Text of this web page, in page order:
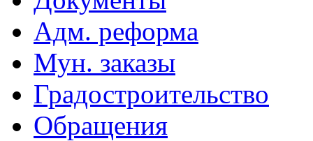
Адм. реформа
Мун. заказы
Градостроительство
Обращения